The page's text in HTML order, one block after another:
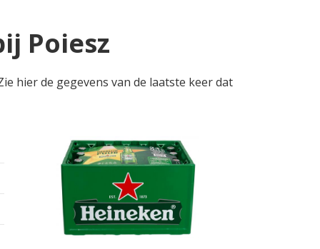
Poiesz
hier de gegevens van de laatste keer dat